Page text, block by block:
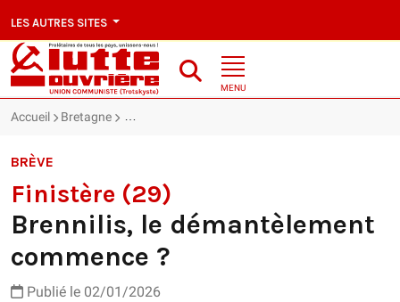
LES AUTRES SITES
MENU
Accueil Bretagne Finistère (29) : Brennilis, le démantèlement
BRÈVE
Finistère (29)
Brennilis, le démantèlement
commence ?
Publié le 02/01/2026